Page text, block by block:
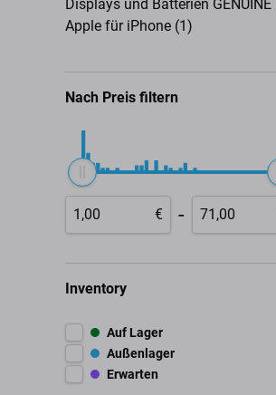
Displays und Batterien GENUINE
Apple für iPhone (1)
Nach Preis filtern
€ -
Inventory
Auf Lager
Außenlager
Erwarten